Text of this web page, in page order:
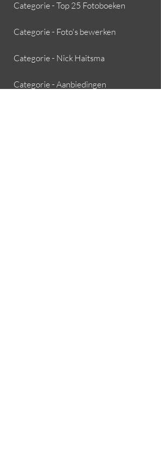
Categorie - Top 25 Fotoboeken
Categorie - Foto's bewerken
Categorie - Nick Haitsma
Categorie - Aanbiedingen